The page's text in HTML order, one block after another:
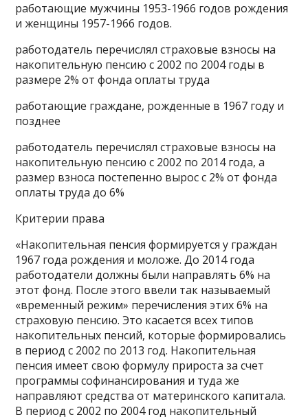
работающие мужчины 1953-1966 годов рождения
и женщины 1957-1966 годов.
работодатель перечислял страховые взносы на
накопительную пенсию с 2002 по 2004 годы в
размере 2% от фонда оплаты труда
работающие граждане, рожденные в 1967 году и
позднее
работодатель перечислял страховые взносы на
накопительную пенсию с 2002 по 2014 года, а
размер взноса постепенно вырос с 2% от фонда
оплаты труда до 6%
Критерии права
«Накопительная пенсия формируется у граждан
1967 года рождения и моложе. До 2014 года
работодатели должны были направлять 6% на
этот фонд. После этого ввели так называемый
«временный режим» перечисления этих 6% на
страховую пенсию. Это касается всех типов
накопительных пенсий, которые формировались
в период с 2002 по 2013 год. Накопительная
пенсия имеет свою формулу прироста за счет
программы софинансирования и туда же
направляют средства от материнского капитала.
В период с 2002 по 2004 год накопительный